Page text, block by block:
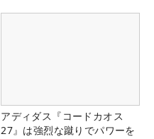
アディダス『コードカオス
27』は強烈な蹴りでパワーを